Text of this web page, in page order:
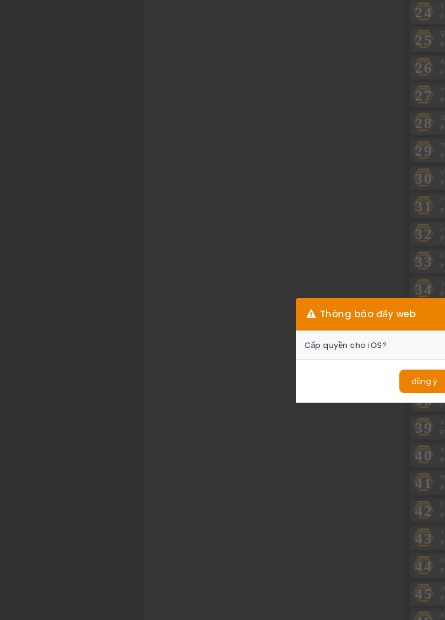
24
25
26
27
28
29
30
31
32
33
34
35
37
38
39
40
41
42
43
44
45
Thông báo đẩy web
Cấp quyền cho iOS?
đồng ý